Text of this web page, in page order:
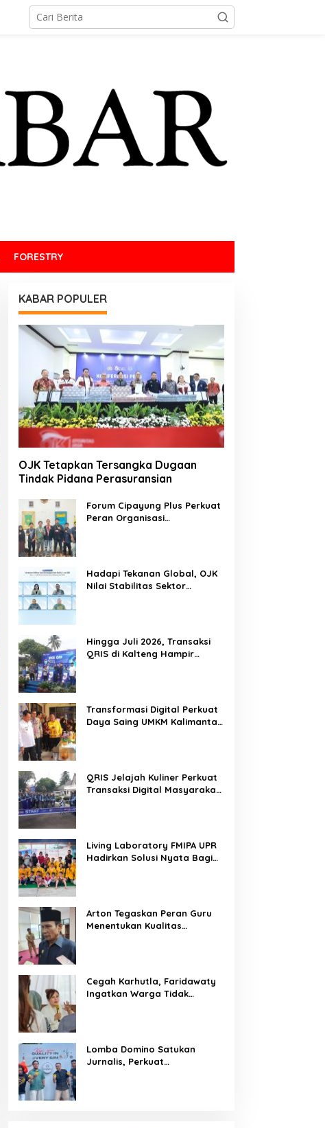
FORESTRY
KABAR POPULER
OJK Tetapkan Tersangka Dugaan
Tindak Pidana Perasuransian
Forum Cipayung Plus Perkuat
Peran Organisasi
Hadapi Tekanan Global, OJK
Nilai Stabilitas Sektor
Hingga Juli 2026, Transaksi
QRIS di Kalteng Hampir
Transformasi Digital Perkuat
Daya Saing UMKM Kalimantan
QRIS Jelajah Kuliner Perkuat
Transaksi Digital Masyarakat
Living Laboratory FMIPA UPR
Hadirkan Solusi Nyata Bagi
Arton Tegaskan Peran Guru
Menentukan Kualitas
Cegah Karhutla, Faridawaty
Ingatkan Warga Tidak
Lomba Domino Satukan
Jurnalis, Perkuat